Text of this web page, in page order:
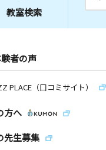
教室検索
者の声
PLACE（口コミサイト）
方へ
先生募集